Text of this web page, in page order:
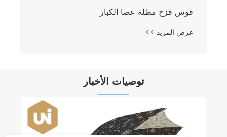
قوس قزح مظلة عصا الكبار
عرض المزيد >>
توصيات الأخبار